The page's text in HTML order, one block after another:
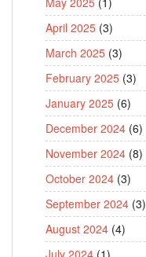
April 2025 (3)
March 2025 (3)
February 2025 (3)
January 2025 (6)
December 2024 (6)
November 2024 (8)
October 2024 (3)
September 2024 (3)
August 2024 (4)
July 2024 (1)